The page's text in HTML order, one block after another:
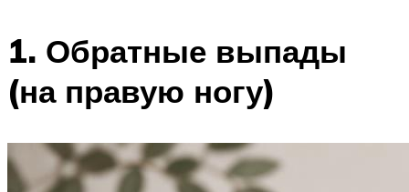
1. Обратные выпады
(на правую ногу)